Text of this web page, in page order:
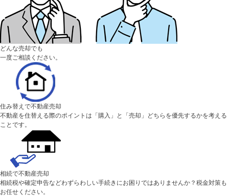
どんな売却でも
一度ご相談ください。
住み替えで不動産売却
不動産を住替える際のポイントは「購入」と「売却」どちらを優先するかを考える
ことです。
相続で不動産売却
相続税や確定申告などわずらわしい手続きにお困りではありませんか？税金対策も
お任せください。